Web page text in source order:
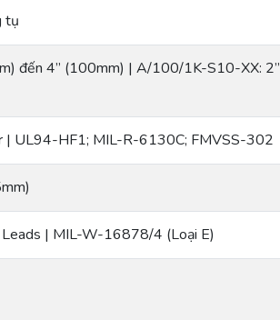
tụ
đến 4” (100mm) | A/100/1K-S10-XX: 2”
| UL94-HF1; MIL-R-6130C; FMVSS-302
| MIL-W-16878/4 (Loại E)